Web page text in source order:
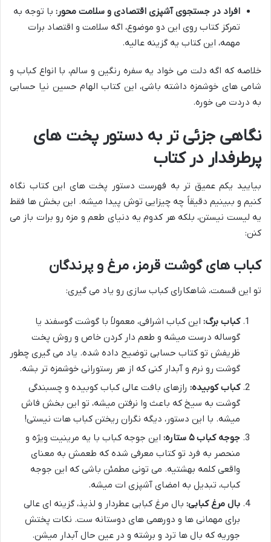
افراد در جستجوی آشپزی اقتصادی و سلامت محور: با توجه به
تمرکز کتاب روی این دو موضوع، اگه سلامت و اقتصاد برات
مهمه، این کتاب یه گزینه عالیه.
خلاصه که اگه دلت می خواد یه سفره رنگین و سالم، با انواع کباب و
شامی های خوشمزه داشته باشی، این کتاب الهام حسین نیا حسابی
به دردت می خوره.
نگاهی جزئی تر به دستور پخت های
پرطرفدار در کتاب
بیایید یکم عمیق تر به فهرست دستور پخت های این کتاب نگاه
کنیم و ببینیم دقیقاً چه چیزایی توش پیدا میشه. این بخش ها فقط
یه لیست نیستن، بلکه هر کدوم یه دنیای طعم و مزه رو برات باز می
کنن:
کباب های گوشت قرمز، مرغ و پرندگان
تو این قسمت، شاهکارای کباب سازی رو یاد می گیری:
کباب برگ: این کباب اشرافی، معمولاً با گوشت گوسفند یا
گوساله درست میشه و طعم دار کردن خاص و روش پخت
ظریفش تو کتاب حسابی توضیح داده شده. یاد می گیری چطور
گوشت رو نرم و آبدار کنی که از هر رستورانی خوشمزه تر بشه.
کباب کوبیده: رازهای بافت عالی کباب کوبیده و چسبندگی
گوشت به سیخ که باعث وا نرفتن میشه، تو این بخش فاش
میشه. با این دستور، دیگه نگران ریختن کباب هات نیستی!
جوجه کباب ۵ ستاره:
این جوجه کباب با یه مرینیت ویژه و
منحصر به فرد تو کتاب معرفی شده که طعمش به معنای
واقعی کلمه بهشتیه. می تونی مطمئن باشی که این جوجه
کباب، تبدیل به امضای آشپزی ات میشه.
بال مرغ کبابی: بال مرغ کبابی عطردار و لذیذ، گزینه ای عالی
برای مهمانی ها و دورهمی های دوستانه ست. نکات پختش
جوریه که بال ها ترد و برشته و در عین حال آبدار میشن.